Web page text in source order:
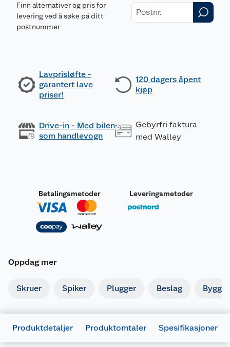
Finn alternativer og pris for
levering ved å søke på ditt
postnummer
Lavprisløfte -
garantert lave
priser!
120 dagers åpent
kjøp
Drive-in - Med bilen
som handlevogn
Gebyrfri faktura
med Walley
Betalingsmetoder Leveringsmetoder
Oppdag mer
Skruer Spiker Plugger Beslag
Produktdetaljer Produktomtaler Spesifikasjoner